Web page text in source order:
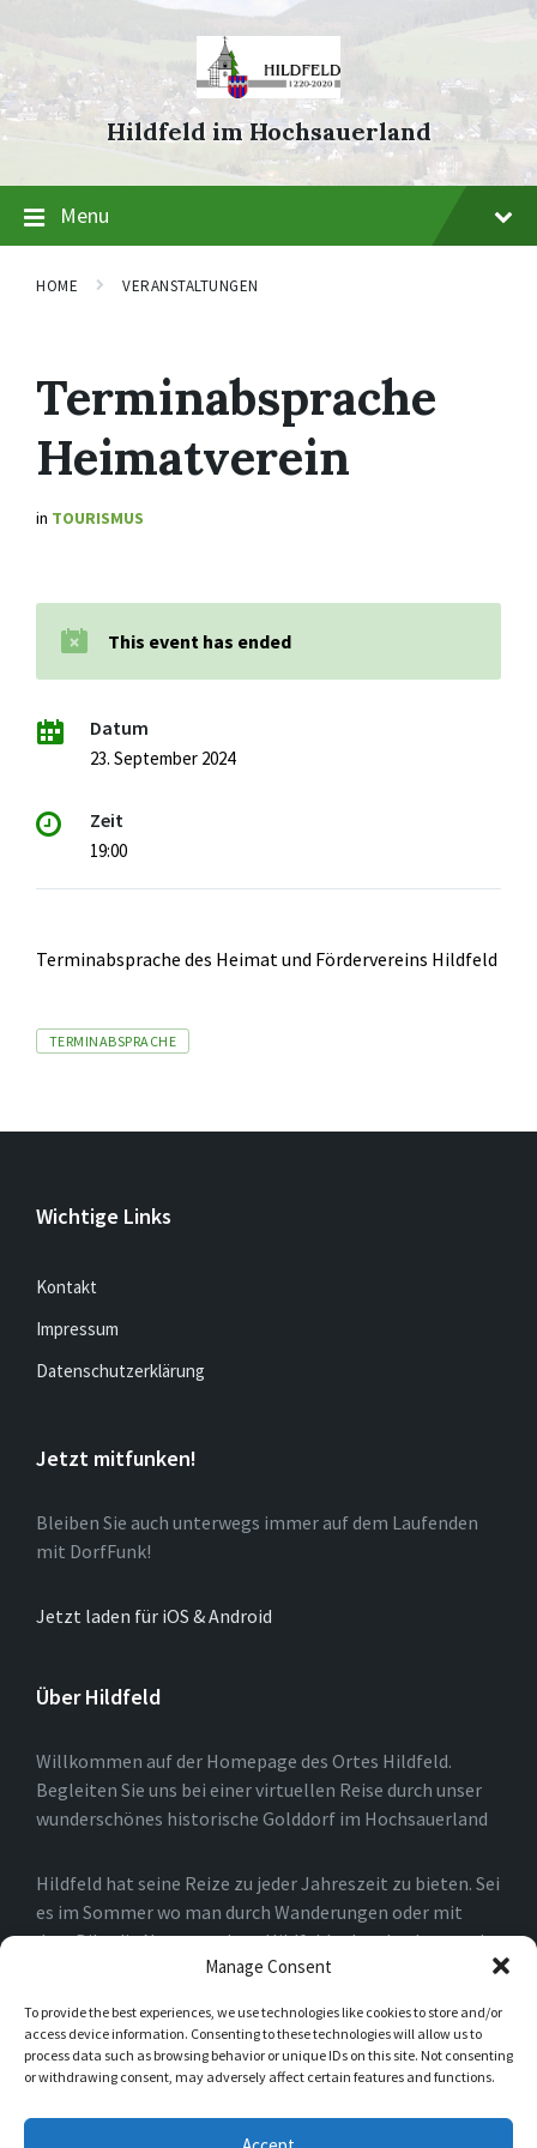
Manage Consent
To provide the best experiences, we use technologies like cookies to store and/or
access device information. Consenting to these technologies will allow us to
process data such as browsing behavior or unique IDs on this site. Not consenting
or withdrawing consent, may adversely affect certain features and functions.
navigation
Hildfeld im Hochsauerland
Menu
HOME VERANSTALTUNGEN
Terminabsprache
Heimatverein
in TOURISMUS
This event has ended
Datum
23. September 2024
Zeit
19:00
Terminabsprache des Heimat und Fördervereins Hildfeld
Tags
TERMINABSPRACHE
Wichtige Links
Kontakt
Impressum
Datenschutzerklärung
Jetzt mitfunken!
Bleiben Sie auch unterwegs immer auf dem Laufenden
mit DorfFunk!
Jetzt laden für iOS & Android
Über Hildfeld
Willkommen auf der Homepage des Ortes Hildfeld.
Begleiten Sie uns bei einer virtuellen Reise durch unser
wunderschönes historische Golddorf im Hochsauerland
Hildfeld hat seine Reize zu jeder Jahreszeit zu bieten. Sei
es im Sommer wo man durch Wanderungen oder mit
dem Bike die Natur rund um Hildfeld erkunden kann, oder
auch im Winter, wo man durch die Loipen und an den
genießen kann.
Einfach nur spazieren gehen ist natürlich auch möglich.
Sie werden schnell merken, das es für Naturliebhaber in